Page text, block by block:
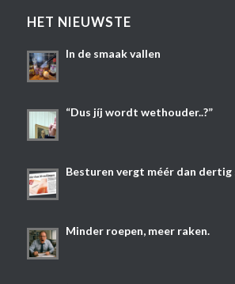
HET NIEUWSTE
In de smaak vallen
“Dus jíj wordt wethouder..?”
Besturen vergt méér dan dertig
Minder roepen, meer raken.